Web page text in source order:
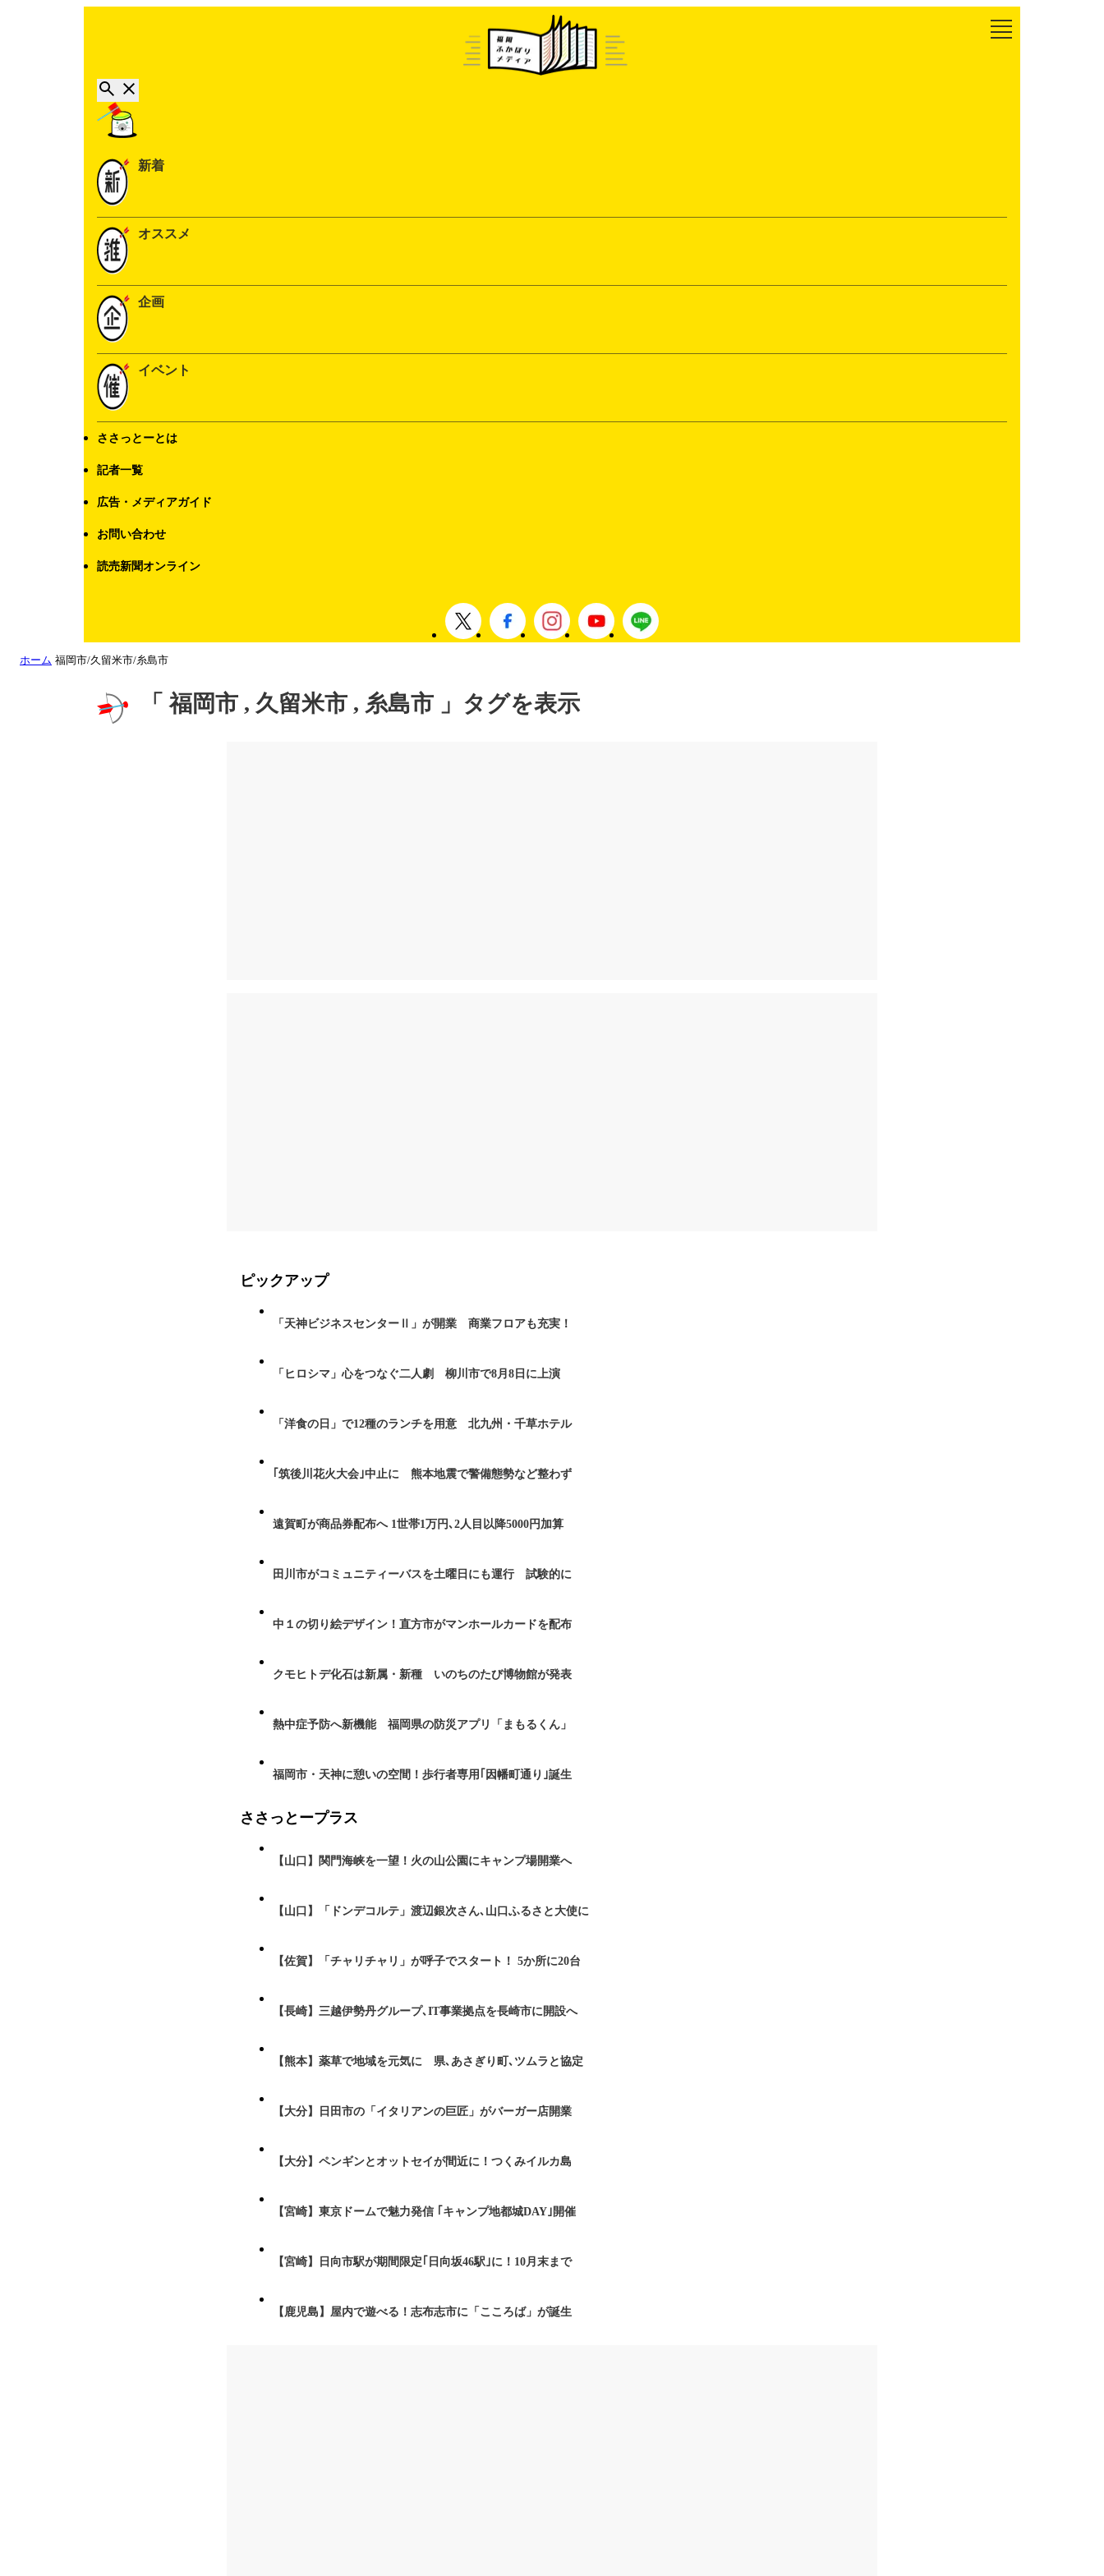
新着
オススメ
企画
イベント
ささっとーとは
記者一覧
広告・メディアガイド
お問い合わせ
読売新聞オンライン
ホーム 福岡市/久留米市/糸島市
「 福岡市 , 久留米市 , 糸島市 」タグを表示
ピックアップ
「天神ビジネスセンターⅡ」が開業 商業フロアも充実！
「ヒロシマ」心をつなぐ二人劇 柳川市で8月8日に上演
「洋食の日」で12種のランチを用意 北九州・千草ホテル
｢筑後川花火大会｣中止に 熊本地震で警備態勢など整わず
遠賀町が商品券配布へ 1世帯1万円､2人目以降5000円加算
田川市がコミュニティーバスを土曜日にも運行 試験的に
中１の切り絵デザイン！直方市がマンホールカードを配布
クモヒトデ化石は新属・新種 いのちのたび博物館が発表
熱中症予防へ新機能 福岡県の防災アプリ「まもるくん」
福岡市・天神に憩いの空間！歩行者専用｢因幡町通り｣誕生
ささっとープラス
【山口】関門海峡を一望！火の山公園にキャンプ場開業へ
【山口】「ドンデコルテ」渡辺銀次さん､山口ふるさと大使に
【佐賀】「チャリチャリ」が呼子でスタート！ 5か所に20台
【長崎】三越伊勢丹グループ､IT事業拠点を長崎市に開設へ
【熊本】薬草で地域を元気に 県､あさぎり町､ツムラと協定
【大分】日田市の「イタリアンの巨匠」がバーガー店開業
【大分】ペンギンとオットセイが間近に！つくみイルカ島
【宮崎】東京ドームで魅力発信 ｢キャンプ地都城DAY｣開催
【宮崎】日向市駅が期間限定｢日向坂46駅｣に！10月末まで
【鹿児島】屋内で遊べる！志布志市に「こころば」が誕生